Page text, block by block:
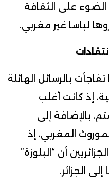
الضوء على الثقافة
لباسا غير مغربي.
تفاجأت بالرسائل الهائلة
إذ كانت أغلب
بالإضافة إلى
المغربي، إذ
أن “البلوزة”
الجزائر.